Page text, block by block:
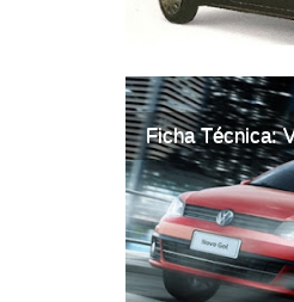
Ficha Técnica: